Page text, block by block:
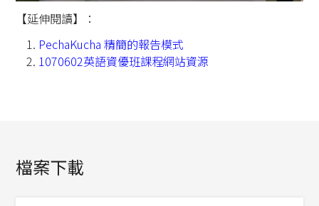
【延伸閱讀】：
PechaKucha 精簡的報告模式
1070602英語資優班課程網站資源
檔案下載